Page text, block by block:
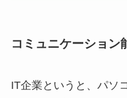
コミュニケーション
IT企業というと、パソ